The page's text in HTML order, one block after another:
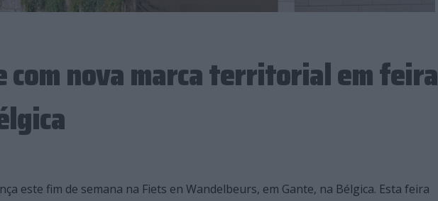
com nova marca territorial em feira
este fim de semana na Fiets en Wandelbeurs, em Gante, na Bélgica. Esta feira